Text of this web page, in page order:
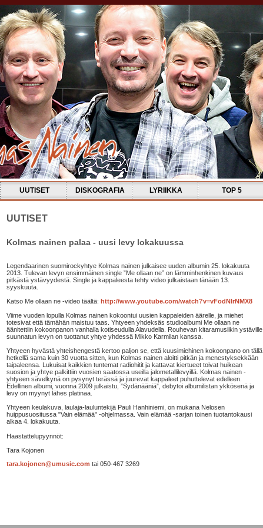
UUTISET DISKOGRAFIA LYRIIKKA TOP 5
UUTISET
Kolmas nainen palaa - uusi levy lokakuussa
Legendaarinen suomirockyhtye Kolmas nainen julkaisee uuden albumin 25. lokakuuta
2013. Tulevan levyn ensimmäinen single ”Me ollaan ne” on lämminhenkinen kuvaus
pitkästä ystävyydestä. Single ja kappaleesta tehty video julkaistaan tänään 13.
syyskuuta.
Katso Me ollaan ne -video täältä: http://www.youtube.com/watch?v=vFodNlrNMX8
Viime vuoden lopulla Kolmas nainen kokoontui uusien kappaleiden äärelle, ja miehet
totesivat että tämähän maistuu taas. Yhtyeen yhdeksäs studioalbumi Me ollaan ne
äänitettiin kokoonpanon vanhalla kotiseudulla Alavudella. Rouhevan kitaramusiikin ystäville
suunnatun levyn on tuottanut yhtye yhdessä Mikko Karmilan kanssa.
Yhtyeen hyvästä yhteishengestä kertoo paljon se, että kuusimiehinen kokoonpano on tällä
hetkellä sama kuin 30 vuotta sitten, kun Kolmas nainen aloitti pitkän ja menestyksekkään
taipaleensa. Lukuisat kaikkien tuntemat radiohitit ja kattavat kiertueet toivat huikean
suosion ja yhtye palkittiin vuosien saatossa useilla jalometallilevyillä. Kolmas nainen -
yhtyeen sävelkynä on pysynyt terässä ja juurevat kappaleet puhuttelevat edelleen.
Edellinen albumi, vuonna 2009 julkaistu, ”Sydänääniä”, debytoi albumilistan ykkösenä ja
levy on myynyt lähes platinaa.
Yhtyeen keulakuva, laulaja-lauluntekijä Pauli Hanhiniemi, on mukana Nelosen
huippusuositussa "Vain elämää" -ohjelmassa. Vain elämää -sarjan toinen tuotantokausi
alkaa 4. lokakuuta.
Haastattelupyynnöt:
Tara Kojonen
tara.kojonen@umusic.com tai 050-467 3269